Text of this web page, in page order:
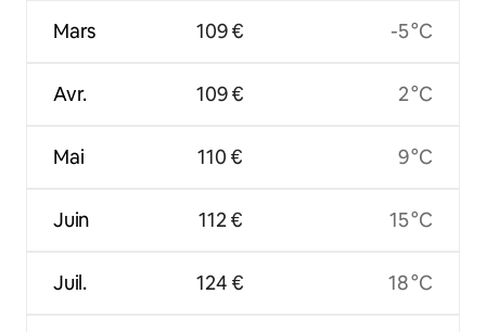
Mars
Avr.
Mai
Juin
Juil.
109 €
109 €
110 €
112 €
124 €
-5 °C
2 °C
9 °C
15 °C
18 °C